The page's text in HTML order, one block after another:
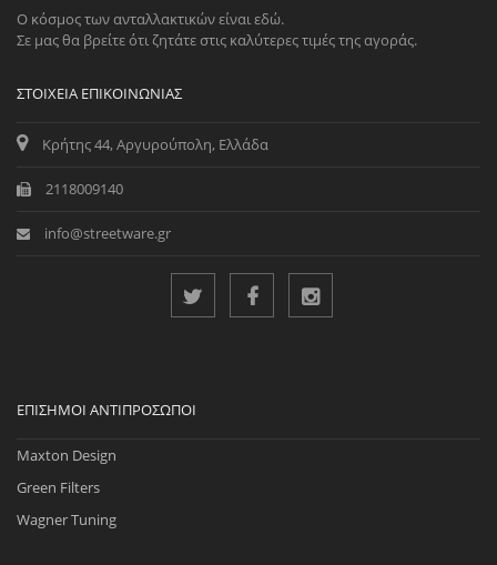
Ο κόσμος των ανταλλακτικών είναι εδώ.
Σε μας θα βρείτε ότι ζητάτε στις καλύτερες τιμές της αγοράς.
ΣΤΟΙΧΕΊΑ ΕΠΙΚΟΙΝΩΝΊΑΣ
Κρήτης 44, Αργυρούπολη, Ελλάδα
2118009140
info@streetware.gr
ΕΠΊΣΗΜΟΙ ΑΝΤΙΠΡΌΣΩΠΟΙ
Maxton Design
Green Filters
Wagner Tuning